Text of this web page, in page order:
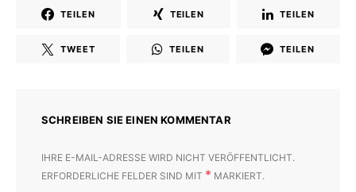
TEILEN TEILEN TEILEN
TWEET TEILEN TEILEN
SCHREIBEN SIE EINEN KOMMENTAR
IHRE E-MAIL-ADRESSE WIRD NICHT VERÖFFENTLICHT.
ERFORDERLICHE FELDER SIND MIT * MARKIERT.